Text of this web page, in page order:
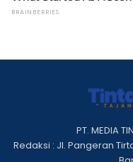
PT. MEDIA
Redaksi : Jl. Pangeran